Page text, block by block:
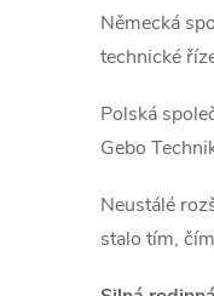
Německá
technické
Polská
Gebo
Neustálé
stalo tím,